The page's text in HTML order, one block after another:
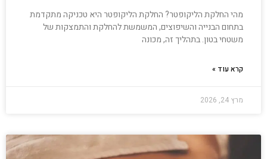
מהי החלקת הליקופטר? החלקת הליקופטר היא טכניקה מתקדמת
בתחום הבנייה והשיפוצים, המשמשת להחלקת והתמצקות של
משטחי בטון. בתהליך זה, מכונה
קרא עוד »
מרץ 24, 2026